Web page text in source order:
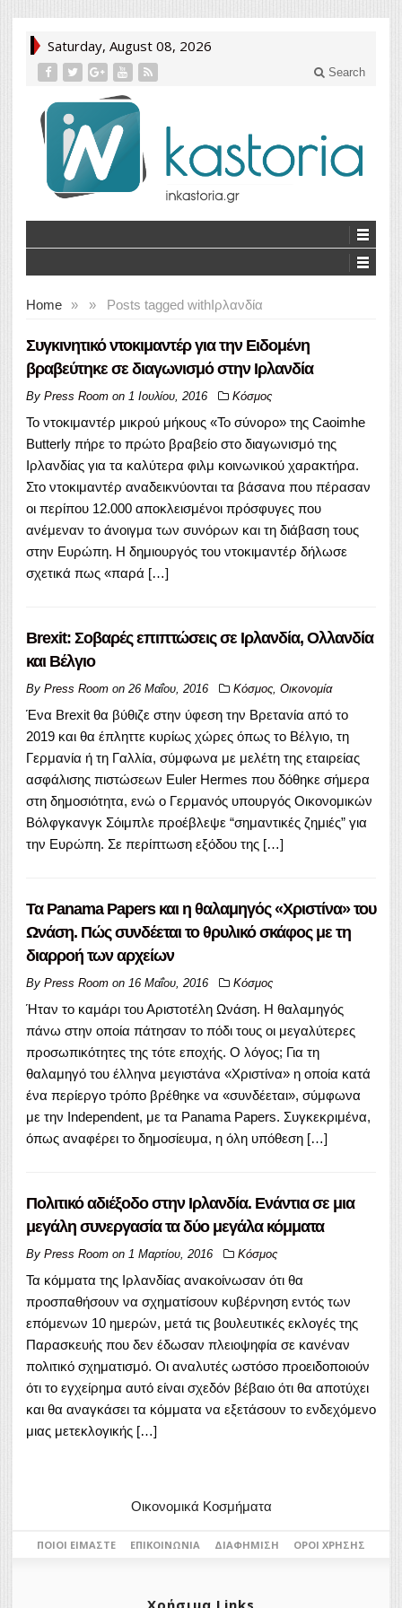
Saturday, August 08, 2026
Search
Home » Posts tagged with
» Ιρλανδία
Συγκινητικό ντοκιμαντέρ για την Ειδομένη
βραβεύτηκε σε διαγωνισμό στην Ιρλανδία
By Press Room on 1 Ιουλίου, 2016 Κόσμος
Το ντοκιμαντέρ μικρού μήκους «Το σύνορο» της Caoimhe
Butterly πήρε το πρώτο βραβείο στο διαγωνισμό της
Ιρλανδίας για τα καλύτερα φιλμ κοινωνικού χαρακτήρα.
Στο ντοκιμαντέρ αναδεικνύονται τα βάσανα που πέρασαν
οι περίπου 12.000 αποκλεισμένοι πρόσφυγες που
ανέμεναν το άνοιγμα των συνόρων και τη διάβαση τους
στην Ευρώπη. Η δημιουργός του ντοκιμαντέρ δήλωσε
σχετικά πως «παρά […]
Brexit: Σοβαρές επιπτώσεις σε Ιρλανδία, Ολλανδία
και Βέλγιο
By Press Room on 26 Μαΐου, 2016 Κόσμος Οικονομία
Ένα Brexit θα βύθιζε στην ύφεση την Βρετανία από το
2019 και θα έπληττε κυρίως χώρες όπως το Βέλγιο, τη
Γερμανία ή τη Γαλλία, σύμφωνα με μελέτη της εταιρείας
ασφάλισης πιστώσεων Euler Hermes που δόθηκε σήμερα
στη δημοσιότητα, ενώ ο Γερμανός υπουργός Οικονομικών
Βόλφγκανγκ Σόιμπλε προέβλεψε “σημαντικές ζημιές” για
την Ευρώπη. Σε περίπτωση εξόδου της […]
Τα Panama Papers και η θαλαμηγός «Χριστίνα» του
Ωνάση. Πώς συνδέεται το θρυλικό σκάφος με τη
διαρροή των αρχείων
By Press Room on 16 Μαΐου, 2016 Κόσμος
Ήταν το καμάρι του Αριστοτέλη Ωνάση. Η θαλαμηγός
πάνω στην οποία πάτησαν το πόδι τους οι μεγαλύτερες
προσωπικότητες της τότε εποχής. Ο λόγος; Για τη
θαλαμηγό του έλληνα μεγιστάνα «Χριστίνα» η οποία κατά
ένα περίεργο τρόπο βρέθηκε να «συνδέεται», σύμφωνα
με την Independent, με τα Panama Papers. Συγκεκριμένα,
όπως αναφέρει το δημοσίευμα, η όλη υπόθεση […]
Πολιτικό αδιέξοδο στην Ιρλανδία. Ενάντια σε μια
μεγάλη συνεργασία τα δύο μεγάλα κόμματα
By Press Room on 1 Μαρτίου, 2016 Κόσμος
Τα κόμματα της Ιρλανδίας ανακοίνωσαν ότι θα
προσπαθήσουν να σχηματίσουν κυβέρνηση εντός των
επόμενων 10 ημερών, μετά τις βουλευτικές εκλογές της
Παρασκευής που δεν έδωσαν πλειοψηφία σε κανέναν
πολιτικό σχηματισμό. Οι αναλυτές ωστόσο προειδοποιούν
ότι το εγχείρημα αυτό είναι σχεδόν βέβαιο ότι θα αποτύχει
και θα αναγκάσει τα κόμματα να εξετάσουν το ενδεχόμενο
μιας μετεκλογικής […]
Οικονομικά Κοσμήματα
ΠΟΙΟΙ ΕΊΜΑΣΤΕ ΕΠΙΚΟΙΝΩΝΊΑ ΔΙΑΦΉΜΙΣΗ ΌΡΟΙ ΧΡΉΣΗΣ
Χρήσιμα Links